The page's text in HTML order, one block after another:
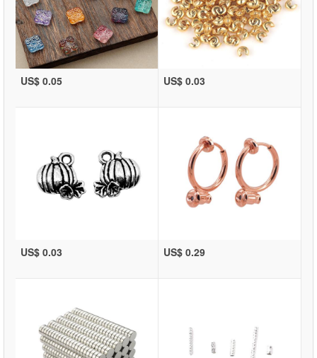
US$ 0.05 US$ 0.03
US$ 0.03 US$ 0.29